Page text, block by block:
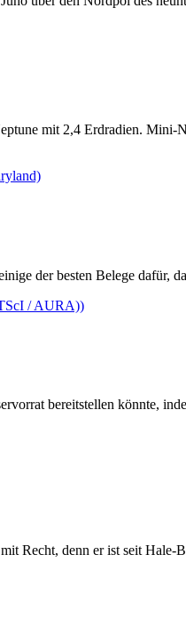
mit 2,4 Erdradien.
der besten Belege dafür,
bereitstellen könnte,
Recht, denn er ist seit Hale-